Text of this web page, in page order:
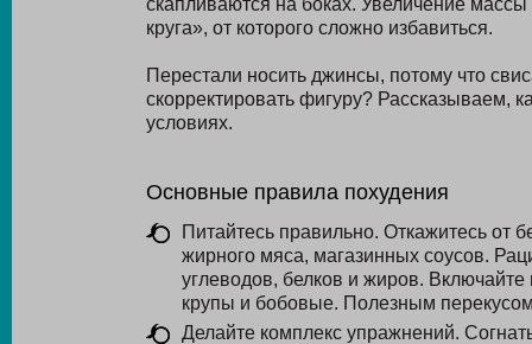
скапливаются на боках. Увеличение
круга», от которого сложно избавиться.
Перестали носить джинсы, потому что
скорректировать фигуру? Рассказываем,
условиях.
Основные правила похудения
Питайтесь правильно. Откажитесь от
жирного мяса, магазинных соусов.
углеводов, белков и жиров.
крупы и бобовые. Полезным
Делайте комплекс упражнений.